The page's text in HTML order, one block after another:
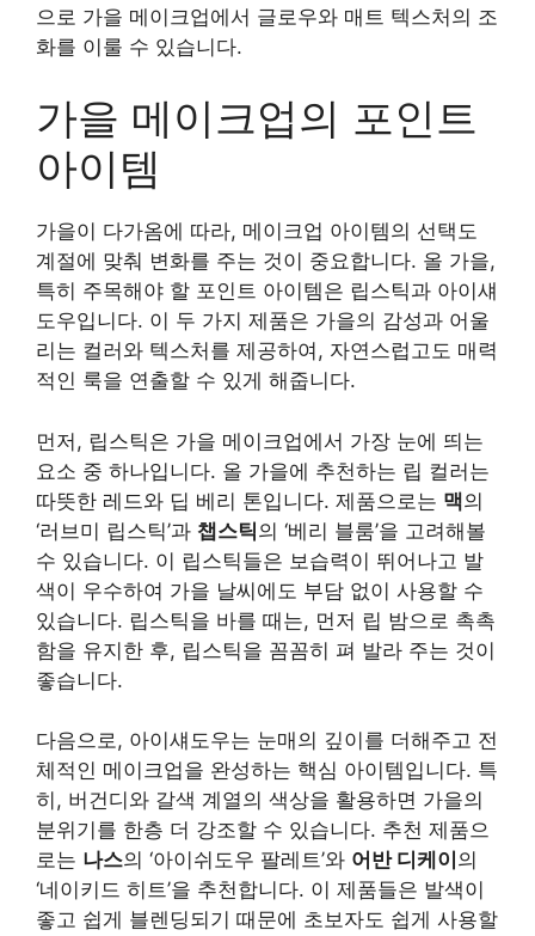
으로 가을 메이크업에서 글로우와 매트 텍스처의 조
화를 이룰 수 있습니다.
가을 메이크업의 포인트
아이템
가을이 다가옴에 따라, 메이크업 아이템의 선택도
계절에 맞춰 변화를 주는 것이 중요합니다. 올 가을,
특히 주목해야 할 포인트 아이템은 립스틱과 아이섀
도우입니다. 이 두 가지 제품은 가을의 감성과 어울
리는 컬러와 텍스처를 제공하여, 자연스럽고도 매력
적인 룩을 연출할 수 있게 해줍니다.
먼저, 립스틱은 가을 메이크업에서 가장 눈에 띄는
요소 중 하나입니다. 올 가을에 추천하는 립 컬러는
따뜻한 레드와 딥 베리 톤입니다. 제품으로는 맥의
‘러브미 립스틱’과 챕스틱의 ‘베리 블룸’을 고려해볼
수 있습니다. 이 립스틱들은 보습력이 뛰어나고 발
색이 우수하여 가을 날씨에도 부담 없이 사용할 수
있습니다. 립스틱을 바를 때는, 먼저 립 밤으로 촉촉
함을 유지한 후, 립스틱을 꼼꼼히 펴 발라 주는 것이
좋습니다.
다음으로, 아이섀도우는 눈매의 깊이를 더해주고 전
체적인 메이크업을 완성하는 핵심 아이템입니다. 특
히, 버건디와 갈색 계열의 색상을 활용하면 가을의
분위기를 한층 더 강조할 수 있습니다. 추천 제품으
로는 나스의 ‘아이쉬도우 팔레트’와 어반 디케이 의
‘네이키드 히트’을 추천합니다. 이 제품들은 발색이
좋고 쉽게 블렌딩되기 때문에 초보자도 쉽게 사용할